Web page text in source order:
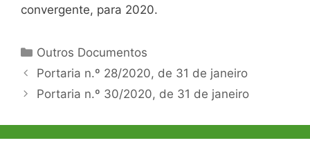
convergente, para 2020.
Categorias
Outros Documentos
Navegação
de
Portaria n.º 28/2020, de 31 de janeiro
Portaria n.º 30/2020, de 31 de janeiro